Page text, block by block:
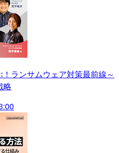
！ランサムウェア対策最前線～
略